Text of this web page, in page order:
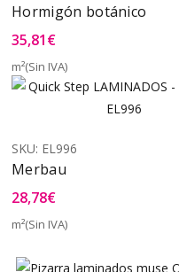
Hormigón botánico
35,81€
m²(Sin IVA)
SKU: EL996
Merbau
28,78€
m²(Sin IVA)